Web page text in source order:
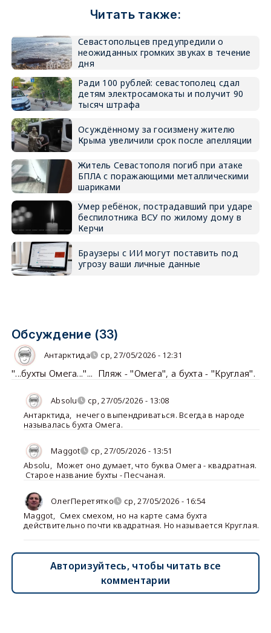
Читать также:
Севастопольцев предупредили о
неожиданных громких звуках в течение
дня
Ради 100 рублей: севастополец сдал
детям электросамокаты и получит 90
тысяч штрафа
Осуждённому за госизмену жителю
Крыма увеличили срок после апелляции
Житель Севастополя погиб при атаке
БПЛА с поражающими металлическими
шариками
Умер ребёнок, пострадавший при ударе
беспилотника ВСУ по жилому дому в
Керчи
Браузеры с ИИ могут поставить под
угрозу ваши личные данные
Обсуждение (33)
Антарктида ср, 27/05/2026 - 12:31
"...бухты Омега..."... Пляж - "Омега", а бухта - "Круглая".
Absolu
ср, 27/05/2026 - 13:08
Антарктида, нечего выпендриваться. Всегда в народе
называлась бухта Омега.
Maggot
ср, 27/05/2026 - 13:51
Absolu, Может оно думает, что буква Омега - квадратная.
Старое название бухты - Песчаная.
ОлегПеретятко
ср, 27/05/2026 - 16:54
Maggot, Смех смехом, но на карте сама бухта
действительно почти квадратная. Но называется Круглая.
Авторизуйтесь, чтобы читать все
комментарии